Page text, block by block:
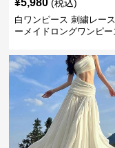
¥5,980 (税込)
白ワンピース 刺繍レー
ーメイドロングワンピー